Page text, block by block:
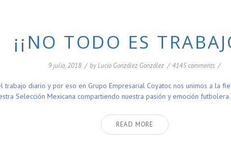
¡¡NO TODO ES
9 julio, 2018 / byLucio González González / 4145 comments /
diario y por eso en Grupo Empresarial Coyatoc nos unimos a la
Selección Mexicana compartiendo nuestra pasión y emoción
READ MORE